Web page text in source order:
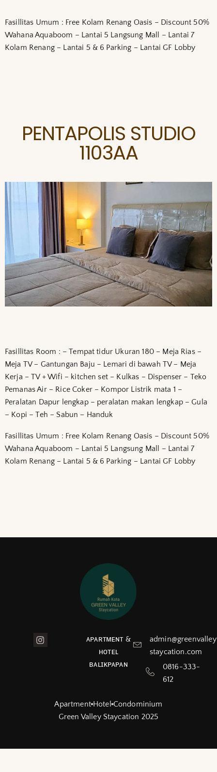
Fasillitas Umum : Free Kolam Renang Oasis – Discount 50%
Wahana Aquaboom – Lantai 5 Langsung Mall – Lantai 7
Kolam Renang – Lantai 5 & 6 Parking – Lantai GF Lobby
PENTAPOLIS STUDIO
1103AA
Fasillitas Room : – Tempat tidur Ukuran 180 – Meja Rias –
Meja TV – Gantungan Baju – Lemari di bawah TV – Meja
Kerja – TV + Wifi – kitchen set – Kulkas – Dispenser – Teko
Pemanas Air – Rice Coker – Kompor Listrik mata 1 –
Peralatan Dapur lengkap – peralatan makan lengkap – Gula
– Kopi – Teh – Sabun – Handuk
Fasillitas Umum : Free Kolam Renang Oasis – Discount 50%
Wahana Aquaboom – Lantai 5 Langsung Mall – Lantai 7
Kolam Renang – Lantai 5 & 6 Parking – Lantai GF Lobby
ᴀᴘᴀʀᴛᴍᴇɴᴛ &
ʜᴏᴛᴇʟ
ʙᴀʟɪᴋᴘᴀᴘᴀɴ
staycation.com
0816-333-
612
Apartment Hotel Condominium
Green Valley Staycation 2025